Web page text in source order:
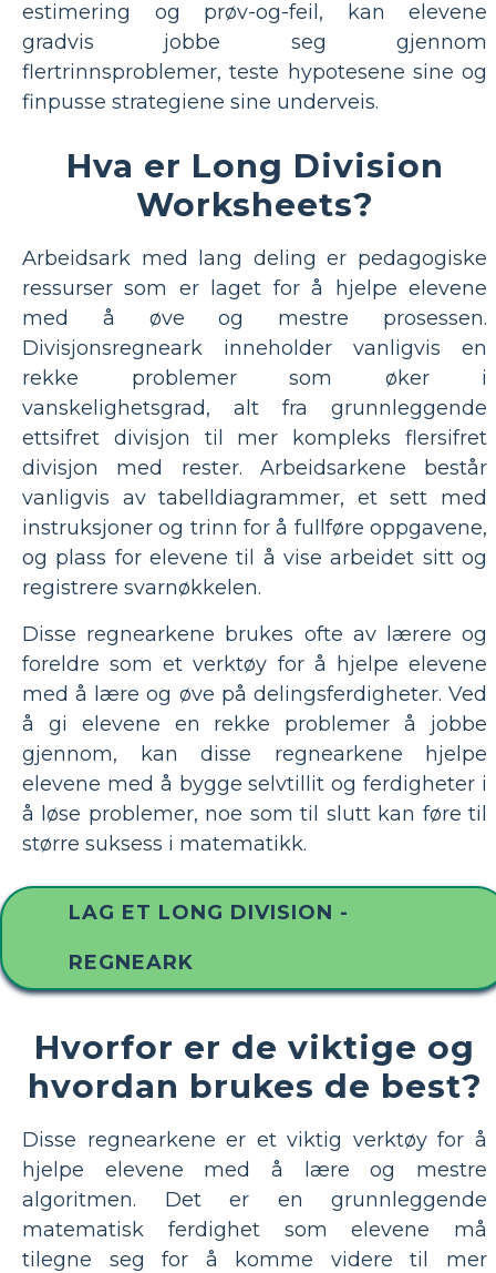
estimering og prøv-og-feil, kan elevene
gradvis jobbe seg gjennom
flertrinnsproblemer, teste hypotesene sine og
finpusse strategiene sine underveis.
Hva er Long Division
Worksheets?
Arbeidsark med lang deling er pedagogiske
ressurser som er laget for å hjelpe elevene
med å øve og mestre prosessen.
Divisjonsregneark inneholder vanligvis en
rekke problemer som øker i
vanskelighetsgrad, alt fra grunnleggende
ettsifret divisjon til mer kompleks flersifret
divisjon med rester. Arbeidsarkene består
vanligvis av tabelldiagrammer, et sett med
instruksjoner og trinn for å fullføre oppgavene,
og plass for elevene til å vise arbeidet sitt og
registrere svarnøkkelen.
Disse regnearkene brukes ofte av lærere og
foreldre som et verktøy for å hjelpe elevene
med å lære og øve på delingsferdigheter. Ved
å gi elevene en rekke problemer å jobbe
gjennom, kan disse regnearkene hjelpe
elevene med å bygge selvtillit og ferdigheter i
å løse problemer, noe som til slutt kan føre til
større suksess i matematikk.
LAG ET LONG DIVISION -
REGNEARK
Hvorfor er de viktige og
hvordan brukes de best?
Disse regnearkene er et viktig verktøy for å
hjelpe elevene med å lære og mestre
algoritmen. Det er en grunnleggende
matematisk ferdighet som elevene må
tilegne seg for å komme videre til mer